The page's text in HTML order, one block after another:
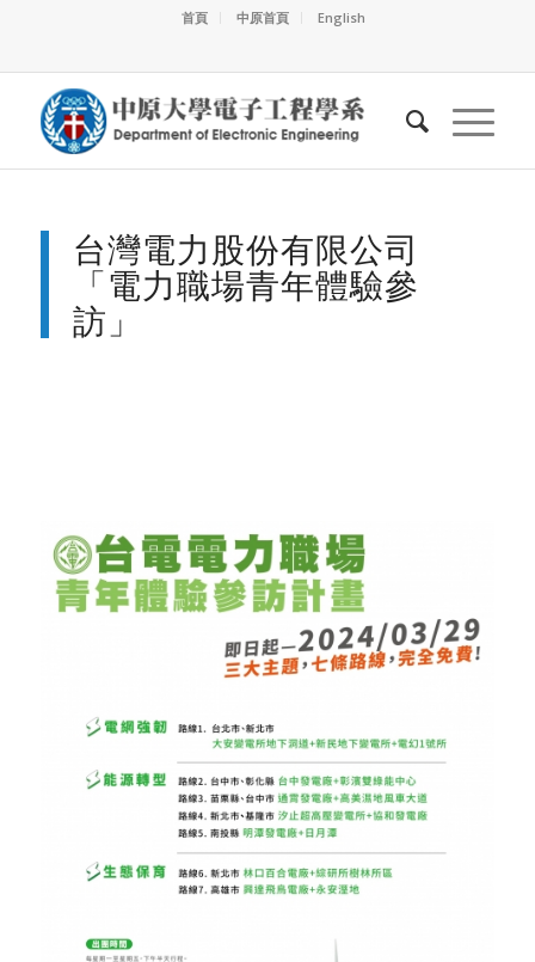
首頁 中原首頁 English
台灣電力股份有限公司
「電力職場青年體驗參
訪」